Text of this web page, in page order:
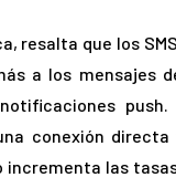
resalta que los
a los mensajes
conexión directa
las